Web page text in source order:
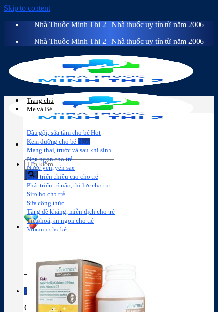
Skip to content
Nhà Thuốc Minh Thi 2 | Nhà thuốc uy tín từ năm 2006
Nhà Thuốc Minh Thi 2 | Nhà thuốc uy tín từ năm 2006
Sữa công
thức
Thành phần thuốc
Giỏ hàng
Giỏ hàng
Trang chủ
Mẹ và Bé
Dầu gội, sữa tắm cho bé
Kem dưỡng cho bé
Mang thai, trước và sau khi sinh
Ngủ ngon cho trẻ
Nước yến, yến sào
Phát triển chiều cao cho trẻ
Phát triển trí não, thị lực cho trẻ
Siro ho cho trẻ
Sữa công thức
Tăng đề kháng, miễn dịch cho trẻ
Tiêu hoá, ăn ngon cho trẻ
Vitamin cho bé